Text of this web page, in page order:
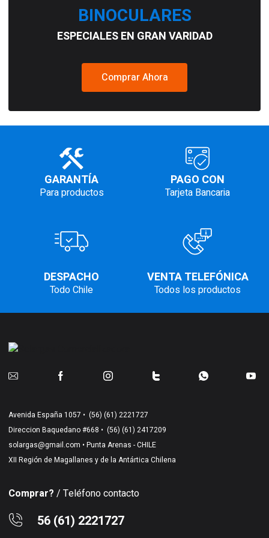
BINOCULARES
ESPECIALES EN GRAN VARIDAD
Comprar Ahora
GARANTÍA
Para productos
PAGO CON
Tarjeta Bancaria
DESPACHO
Todo Chile
VENTA TELEFÓNICA
Todos los productos
Avenida España 1057 • (56) (61) 2221727
Direccion Baquedano #668 • (56) (61) 2417209
solargas@gmail.com • Punta Arenas - CHILE
XII Región de Magallanes y de la Antártica Chilena
Comprar? / Teléfono contacto
56 (61) 2221727